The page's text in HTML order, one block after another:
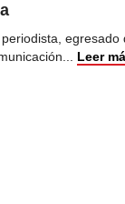
... Leer